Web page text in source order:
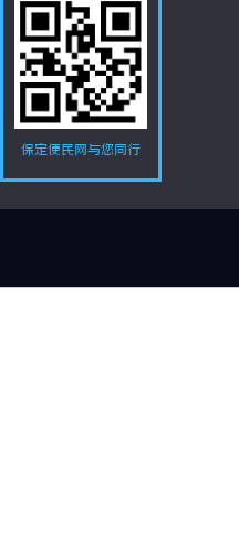
保定便民网与您同行